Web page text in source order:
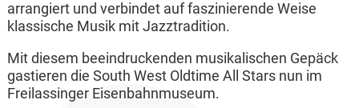
arrangiert und verbindet auf faszinierende Weise
klassische Musik mit Jazztradition.
Mit diesem beeindruckenden musikalischen Gepäck
gastieren die South West Oldtime All Stars nun im
Freilassinger Eisenbahnmuseum.